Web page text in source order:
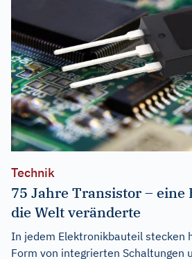
Technik
75 Jahre Transistor – eine
die Welt veränderte
In jedem Elektronikbauteil stecken
Form von integrierten Schaltungen